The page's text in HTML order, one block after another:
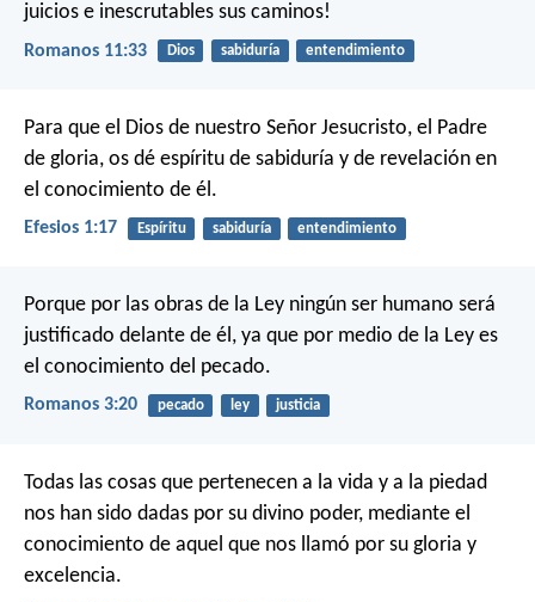
juicios e inescrutables sus caminos!
Romanos 11:33 Dios sabiduría entendimiento
Para que el Dios de nuestro Señor Jesucristo, el Padre
de gloria, os dé espíritu de sabiduría y de revelación en
el conocimiento de él.
Efesios 1:17 Espíritu sabiduría entendimiento
Porque por las obras de la Ley ningún ser humano será
justificado delante de él, ya que por medio de la Ley es
el conocimiento del pecado.
Romanos 3:20 pecado ley justicia
Todas las cosas que pertenecen a la vida y a la piedad
nos han sido dadas por su divino poder, mediante el
conocimiento de aquel que nos llamó por su gloria y
excelencia.